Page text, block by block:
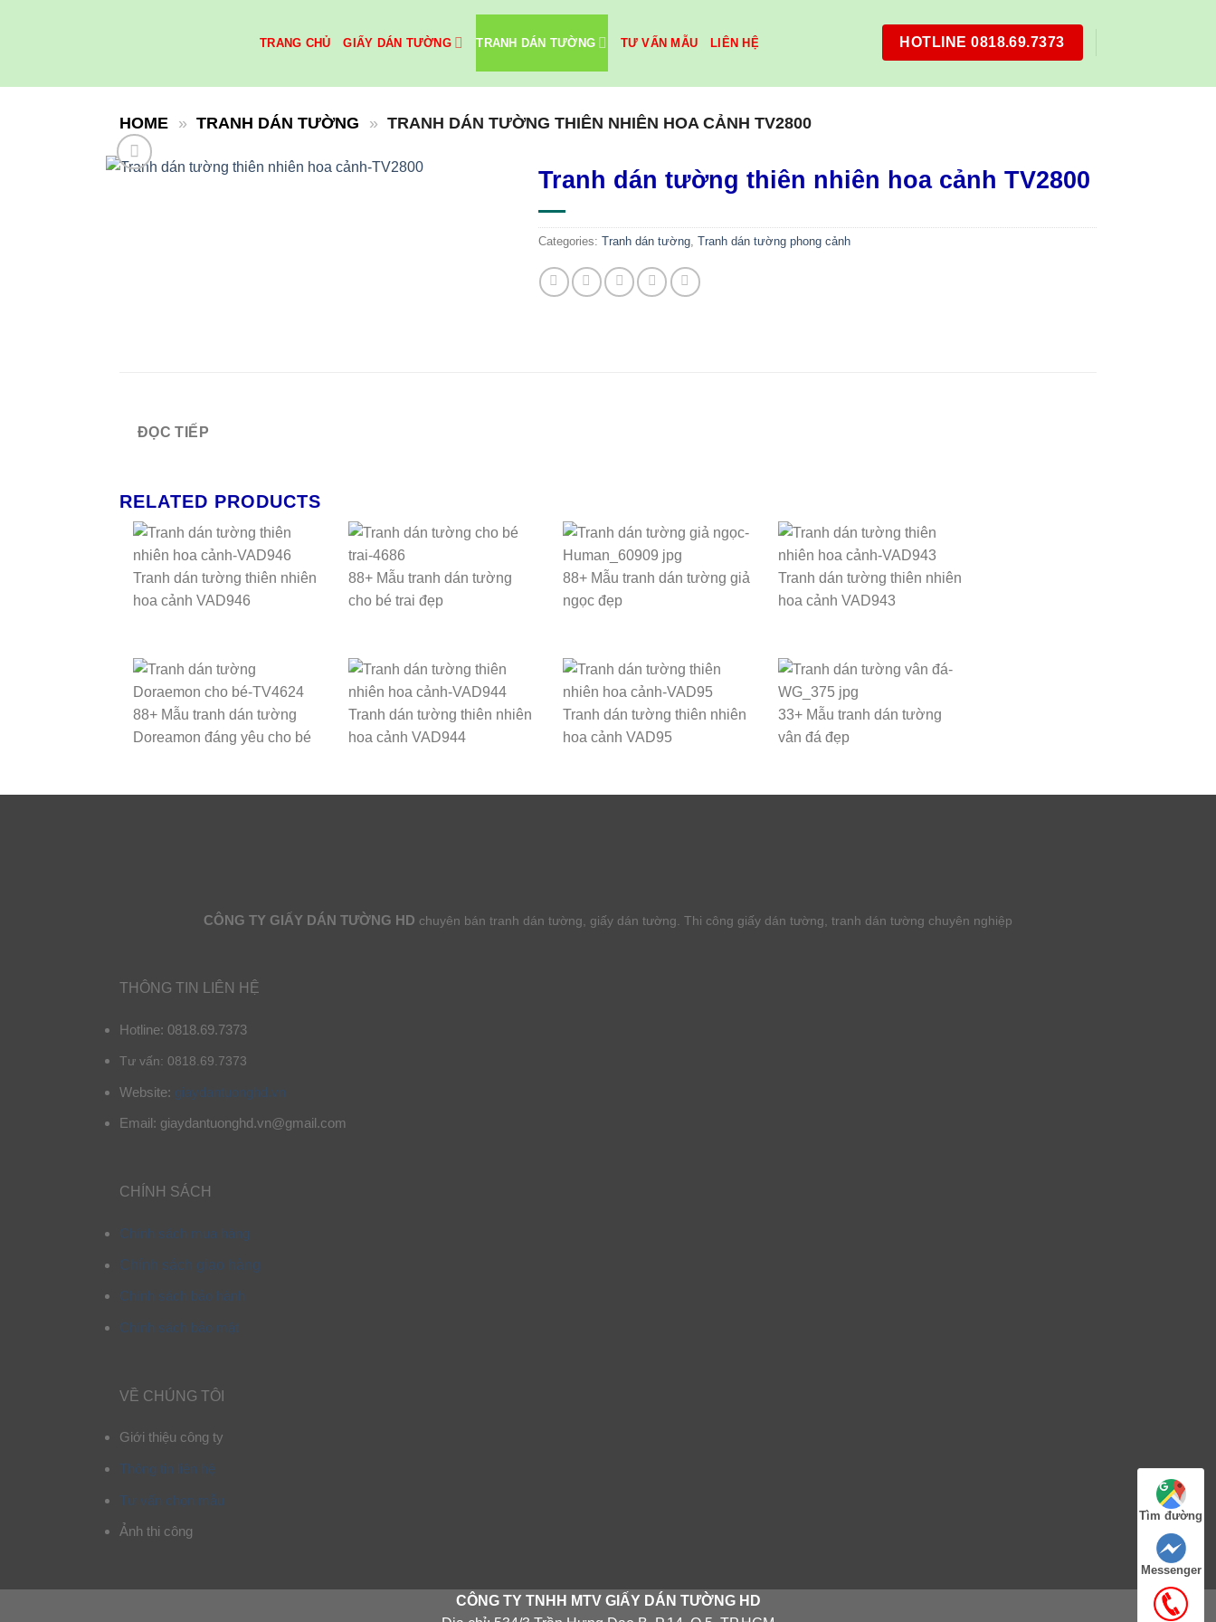
TRANG CHỦ GIẤY DÁN TƯỜNG TRANH DÁN TƯỜNG TƯ VẤN MẪU LIÊN HỆ HOTLINE 0818.69.7373
HOME » TRANH DÁN TƯỜNG » TRANH DÁN TƯỜNG THIÊN NHIÊN HOA CẢNH TV2800
Tranh dán tường thiên nhiên hoa cảnh TV2800
Categories: Tranh dán tường, Tranh dán tường phong cảnh
ĐỌC TIẾP
RELATED PRODUCTS
Tranh dán tường thiên nhiên
hoa cảnh VAD946
88+ Mẫu tranh dán tường
cho bé trai đẹp
88+ Mẫu tranh dán tường giả
ngọc đẹp
Tranh dán tường thiên nhiên
hoa cảnh VAD943
88+ Mẫu tranh dán tường
Doreamon đáng yêu cho bé
Tranh dán tường thiên nhiên
hoa cảnh VAD944
Tranh dán tường thiên nhiên
hoa cảnh VAD95
33+ Mẫu tranh dán tường
vân đá đẹp
CÔNG TY GIẤY DÁN TƯỜNG HD chuyên bán tranh dán tường, giấy dán tường. Thi công giấy dán tường, tranh dán tường chuyên nghiệp
THÔNG TIN LIÊN HỆ
Hotline: 0818.69.7373
Tư vấn: 0818.69.7373
Website: giaydantuonghd.vn
Email: giaydantuonghd.vn@gmail.com
CHÍNH SÁCH
Chính sách mua hàng
Chính sách giao hàng
Chính sách bảo hành
Chính sách bảo mật
VỀ CHÚNG TÔI
Giới thiệu công ty
Thông tin liên hệ
Tư vấn chọn mẫu
Ảnh thi công
CÔNG TY TNHH MTV GIẤY DÁN TƯỜNG HD
Tìm đường
Messenger